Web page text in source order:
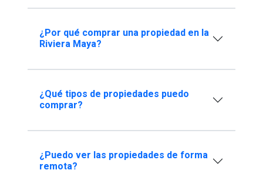
¿Por qué comprar una propiedad en la
Riviera Maya?
¿Qué tipos de propiedades puedo
comprar?
¿Puedo ver las propiedades de forma
remota?